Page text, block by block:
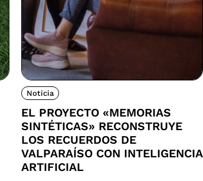
Noticia
EL PROYECTO «MEMORIAS
SINTÉTICAS» RECONSTRUYE
LOS RECUERDOS DE
VALPARAÍSO CON INTELIGENCIA
ARTIFICIAL